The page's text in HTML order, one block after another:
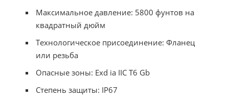
Максимальное давление: 5800 фунтов на
квадратный дюйм
Технологическое присоединение: Фланец
или резьба
Опасные зоны: Exd ia IIC T6 Gb
Степень защиты: IP67